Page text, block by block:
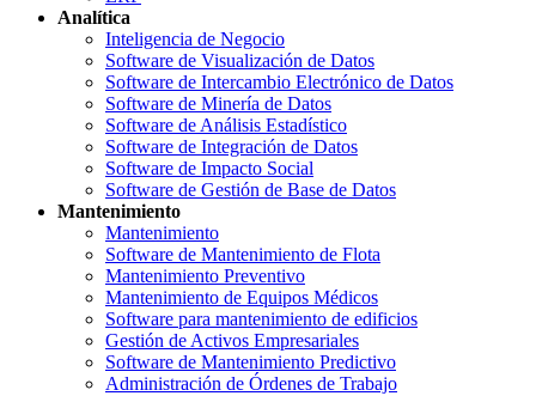
Analítica
Inteligencia de Negocio
Software de Visualización de Datos
Software de Intercambio Electrónico de Datos
Software de Minería de Datos
Software de Análisis Estadístico
Software de Integración de Datos
Software de Impacto Social
Software de Gestión de Base de Datos
Mantenimiento
Mantenimiento
Software de Mantenimiento de Flota
Mantenimiento Preventivo
Mantenimiento de Equipos Médicos
Software para mantenimiento de edificios
Gestión de Activos Empresariales
Software de Mantenimiento Predictivo
Administración de Órdenes de Trabajo